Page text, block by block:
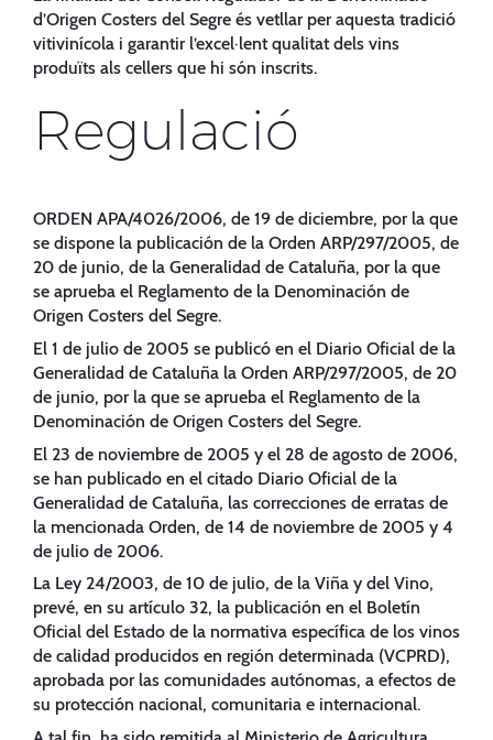
d’Origen Costers del Segre és vetllar per aquesta tradició
vitivinícola i garantir l’excel·lent qualitat dels vins
produïts als cellers que hi són inscrits.
Regulació
ORDEN APA/4026/2006, de 19 de diciembre, por la que
se dispone la publicación de la Orden ARP/297/2005, de
20 de junio, de la Generalidad de Cataluña, por la que
se aprueba el Reglamento de la Denominación de
Origen Costers del Segre.
El 1 de julio de 2005 se publicó en el Diario Oficial de la
Generalidad de Cataluña la Orden ARP/297/2005, de 20
de junio, por la que se aprueba el Reglamento de la
Denominación de Origen Costers del Segre.
El 23 de noviembre de 2005 y el 28 de agosto de 2006,
se han publicado en el citado Diario Oficial de la
Generalidad de Cataluña, las correcciones de erratas de
la mencionada Orden, de 14 de noviembre de 2005 y 4
de julio de 2006.
La Ley 24/2003, de 10 de julio, de la Viña y del Vino,
prevé, en su artículo 32, la publicación en el Boletín
Oficial del Estado de la normativa específica de los vinos
de calidad producidos en región determinada (VCPRD),
aprobada por las comunidades autónomas, a efectos de
su protección nacional, comunitaria e internacional.